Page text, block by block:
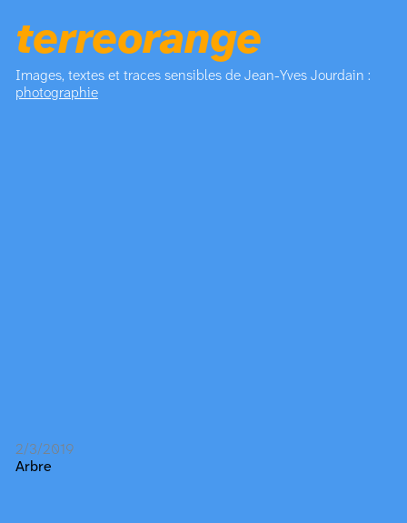
terreorange
Images, textes et traces sensibles de Jean-Yves Jourdain :
photographie
2/3/2019
Arbre